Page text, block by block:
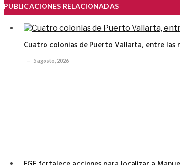
PUBLICACIONES RELACIONADAS
Cuatro colonias de Puerto Vallarta, entre las
5 agosto, 2026